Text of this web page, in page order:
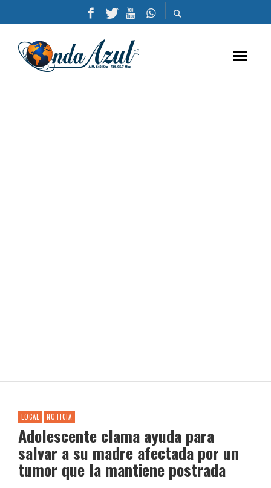
LOCAL NOTICIA
Adolescente clama ayuda para
salvar a su madre afectada por un
tumor que la mantiene postrada